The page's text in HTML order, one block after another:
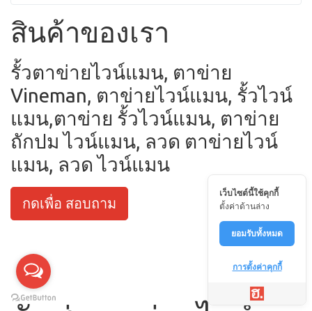
สินค้าของเรา
รั้วตาข่ายไวน์แมน, ตาข่าย
Vineman, ตาข่ายไวน์แมน, รั้วไวน์
แมน,ตาข่าย รั้วไวน์แมน, ตาข่าย
ถักปม ไวน์แมน, ลวด ตาข่ายไวน์
แมน, ลวด ไวน์แมน
กดเพื่อ สอบถาม
เว็บไซต์นี้ใช้คุกกี้
ตั้งค่าด้านล่าง
ยอมรับทั้งหมด
การตั้งค่าคุกกี้